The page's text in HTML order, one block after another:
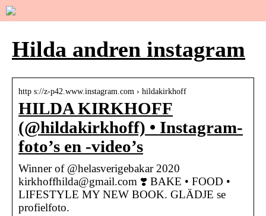
Hilda andren instagram
http s://z-p42.www.instagram.com › hildakirkhoff
HILDA KIRKHOFF
(@hildakirkhoff) • Instagram-
foto’s en -video’s
Winner of @helasverigebakar 2020
kirkhoffhilda@gmail.com ❣️ BAKE • FOOD •
LIFESTYLE MY NEW BOOK. GLÄDJE se
profielfoto.